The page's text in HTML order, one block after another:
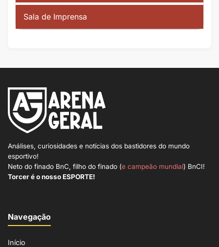
Sala de Imprensa
Análises, curiosidades e notícias dos bastidores do mundo
esportivo!
Neto do finado BnC, filho do finado (e campeão mundial) BnCI!
Torcer é o nosso ESPORTE!
Navegação
Início